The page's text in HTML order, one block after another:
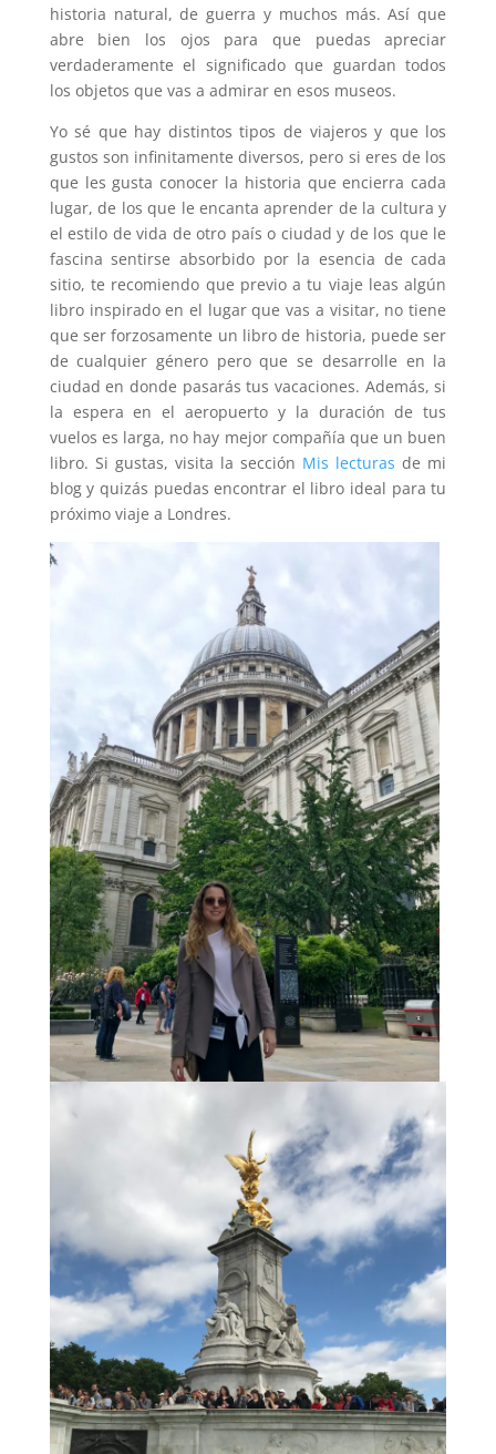
historia natural, de guerra y muchos más. Así que
abre bien los ojos para que puedas apreciar
verdaderamente el significado que guardan todos
los objetos que vas a admirar en esos museos.
Yo sé que hay distintos tipos de viajeros y que los
gustos son infinitamente diversos, pero si eres de los
que les gusta conocer la historia que encierra cada
lugar, de los que le encanta aprender de la cultura y
el estilo de vida de otro país o ciudad y de los que le
fascina sentirse absorbido por la esencia de cada
sitio, te recomiendo que previo a tu viaje leas algún
libro inspirado en el lugar que vas a visitar, no tiene
que ser forzosamente un libro de historia, puede ser
de cualquier género pero que se desarrolle en la
ciudad en donde pasarás tus vacaciones. Además, si
la espera en el aeropuerto y la duración de tus
vuelos es larga, no hay mejor compañía que un buen
libro. Si gustas, visita la sección Mis lecturas de mi
blog y quizás puedas encontrar el libro ideal para tu
próximo viaje a Londres.